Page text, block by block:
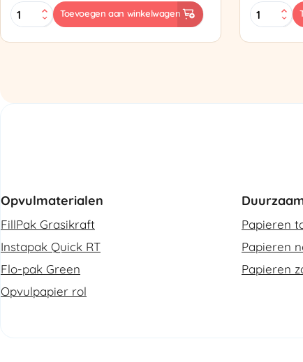
MINI
PAK'R
Toevoegen aan winkelwagen
Zapak
ZP97
Opvulmaterialen
FillPak Grasikraft
Instapak Quick RT
Flo-pak Green
Opvulpapier rol
Papieren
Papieren
Papieren